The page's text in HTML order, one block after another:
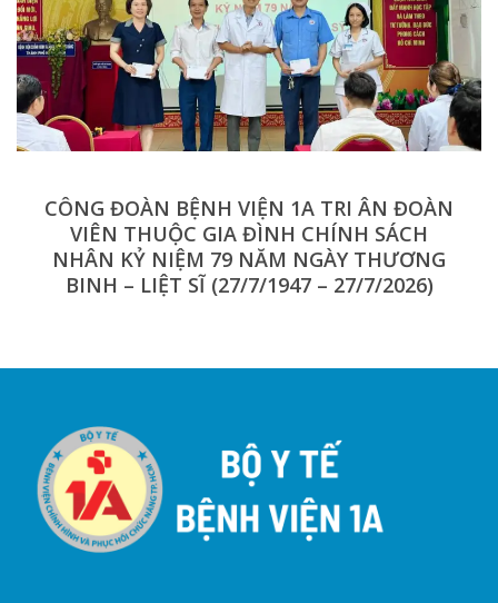
CÔNG ĐOÀN BỆNH VIỆN 1A TRI ÂN ĐOÀN
VIÊN THUỘC GIA ĐÌNH CHÍNH SÁCH
NHÂN KỶ NIỆM 79 NĂM NGÀY THƯƠNG
BINH – LIỆT SĨ (27/7/1947 – 27/7/2026)